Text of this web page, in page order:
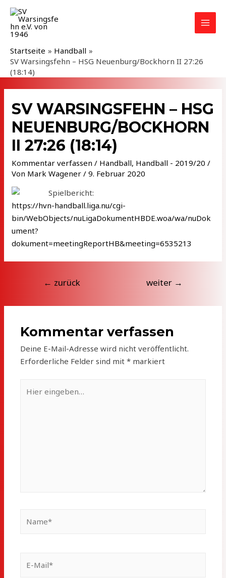
Zum
Inhalt
springen
Startseite
Handball
SV Warsingsfehn – HSG Neuenburg/Bockhorn II 27:26
(18:14)
SV WARSINGSFEHN – HSG
NEUENBURG/BOCKHORN
II 27:26 (18:14)
Kommentar verfassen / Handball, Handball - 2019/20 /
Von Mark Wagener /9. Februar 2020
Spielbericht:
https://hvn-handball.liga.nu/cgi-
bin/WebObjects/nuLigaDokumentHBDE.woa/wa/nuDok
ument?
dokument=meetingReportHB&meeting=6535213
Beitragsnavigation
← zurück weiter →
Kommentar verfassen
Deine E-Mail-Adresse wird nicht veröffentlicht.
Erforderliche Felder sind mit* markiert
eingeben…
Mail*